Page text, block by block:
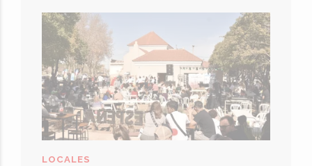
LOCALES